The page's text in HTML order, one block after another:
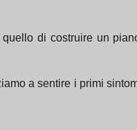
di costruire un
a sentire i primi